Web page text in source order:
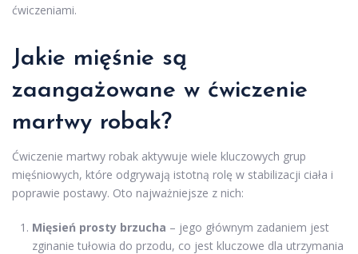
ćwiczeniami.
Jakie mięśnie są
zaangażowane w ćwiczenie
martwy robak?
Ćwiczenie martwy robak aktywuje wiele kluczowych grup
mięśniowych, które odgrywają istotną rolę w stabilizacji ciała i
poprawie postawy. Oto najważniejsze z nich:
Mięsień prosty brzucha – jego głównym zadaniem jest
zginanie tułowia do przodu, co jest kluczowe dla utrzymania